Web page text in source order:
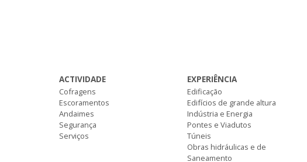
ACTIVIDADE
Cofragens
Escoramentos
Andaimes
Segurança
Serviços
EXPERIÊNCIA
Edificação
Edifícios de grande altura
Indústria e Energia
Pontes e Viadutos
Túneis
Obras hidráulicas e de
Saneamento